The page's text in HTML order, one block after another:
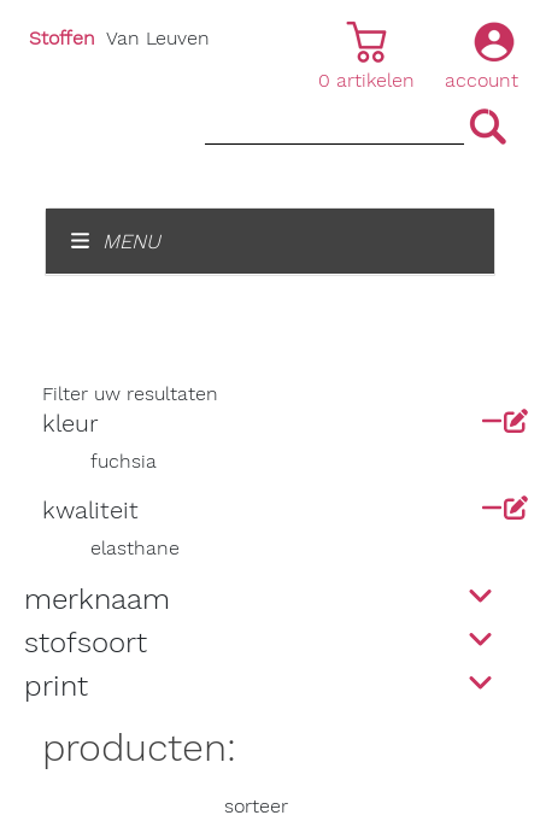
account
|
0 artikelen
Stoffen Van Leuven
MENU
Filter uw resultaten
kleur
fuchsia
kwaliteit
elasthane
merknaam
stofsoort
print
producten:
sorteer